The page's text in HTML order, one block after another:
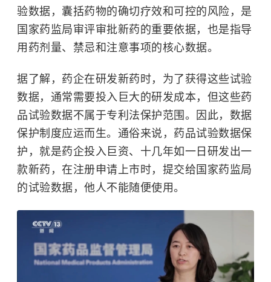
验数据，囊括药物的确切疗效和可控的风险，是
国家药监局审评审批新药的重要依据，也是指导
用药剂量、禁忌和注意事项的核心数据。
据了解，药企在研发新药时，为了获得这些试验
数据，通常需要投入巨大的研发成本，但这些药
品试验数据不属于专利法保护范围。因此，数据
保护制度应运而生。通俗来说，药品试验数据保
护，就是药企投入巨资、十几年如一日研发出一
款新药，在注册申请上市时，提交给国家药监局
的试验数据，他人不能随便使用。